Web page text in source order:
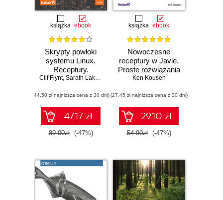
książka ebook
Skrypty powłoki
systemu Linux.
Receptury.
Wydanie III
Clif Flynt, Sarath Lakshman Shantanu Tushar
(44,50 zł najniższa cena z 30 dni)
47.17 zł
89.00zł (-47%)
książka ebook
Nowoczesne
receptury w Javie.
Proste rozwiązania
trudnych
Ken Kousen
(27,45 zł najniższa cena z 30 dni)
29.10 zł
54.90zł (-47%)